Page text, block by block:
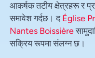
आकर्षक तटीय क्षेत्रहरू र
समावेश गर्दछ। दÉglise
Nantes Boissière
सक्रिय रूपमा संलग्न छ।